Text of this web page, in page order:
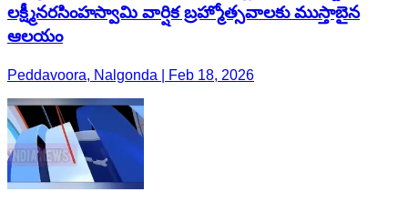
లక్ష్మీనరసింహస్వామి వార్షిక బ్రహ్మోత్సవాలకు ముస్తాబైన
ఆలయం
Peddavoora, Nalgonda | Feb 18, 2026